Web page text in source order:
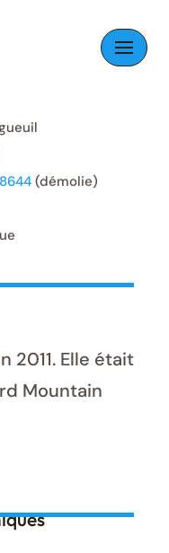
(démolie)
2011. Elle était
Mountain